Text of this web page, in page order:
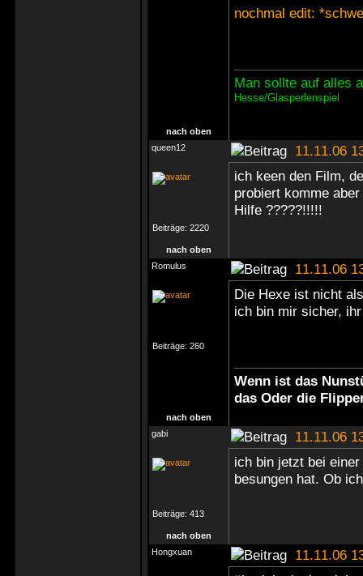
nochmal edit:
Man sollte auf alles
Hesse/Glasperlenspiel
nach oben
queen12
11.11.06
Beiträge: 2220
ich keen den Film,
probiert komme
Hilfe ?????!!!!!
nach oben
Romulus
11.11.06
Beiträge: 260
Die Hexe ist nicht
ich bin mir sicher,
Wenn ist das
das Oder die
nach oben
gabi
11.11.06
Beiträge: 413
ich bin jetzt bei
besungen hat. Ob
nach oben
Hongxuan
11.11.06